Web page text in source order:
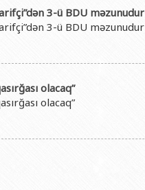
3-ü BDU məzunudur
3-ü BDU məzunudur
olacaq”
olacaq”